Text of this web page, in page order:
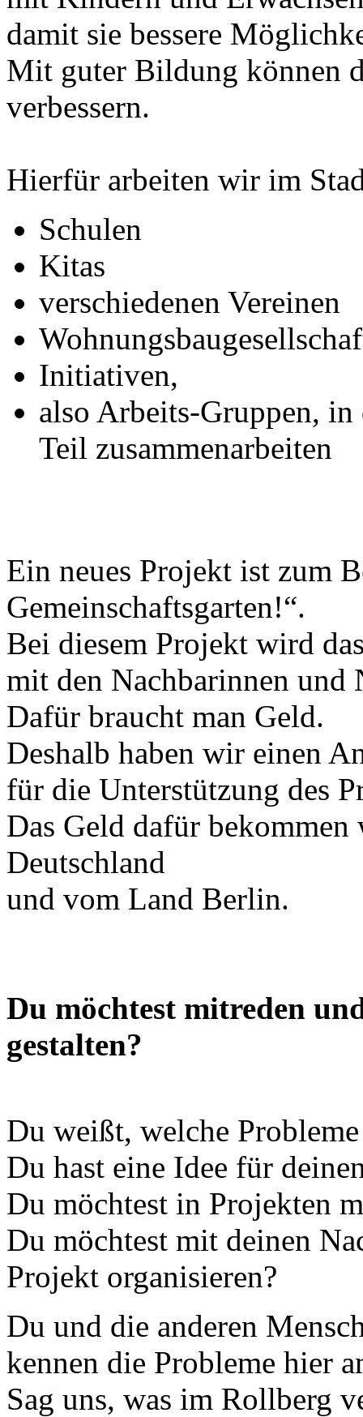
damit sie bessere
Mit guter Bildung können
verbessern.
Hierfür arbeiten wir im
Schulen
Kitas
verschiedenen Vereinen
Initiativen,
also Arbeits-Gruppen, in
Teil zusammenarbeiten
Ein neues Projekt ist zum
Gemeinschaftsgarten!“.
Bei diesem Projekt wird
mit den Nachbarinnen und
Dafür braucht man Geld.
Deshalb haben wir einen
für die Unterstützung des
Das Geld dafür
Deutschland
und vom Land Berlin.
Du möchtest mitreden
gestalten?
Du weißt, welche
Du hast eine Idee für
Du möchtest in Projekten
Du möchtest mit deinen
Projekt organisieren?
Du und die anderen
kennen die Probleme hier
Sag uns, was im Rollberg